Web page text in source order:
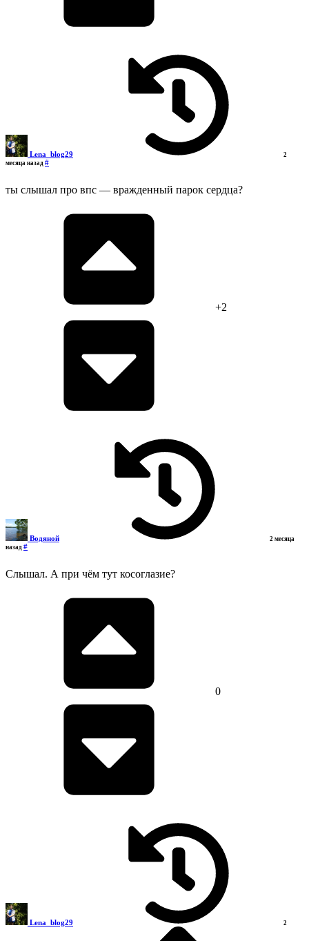
Lena_blog29
2
месяца назад #
ты слышал про впс — вражденный парок сердца?
+2
Водяной
2 месяца
назад #
Слышал. А при чём тут косоглазие?
0
Lena_blog29 2